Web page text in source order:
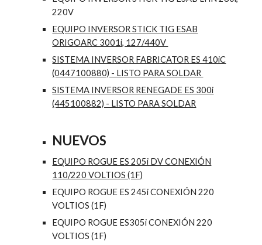
220V
EQUIPO INVERSOR STICK TIG ESAB
ORIGOARC 3001i, 127/440V
SISTEMA INVERSOR FABRICATOR ES 410iC
(0447100880) - LISTO PARA SOLDAR
SISTEMA INVERSOR RENEGADE ES 300i
(445100882) - LISTO PARA SOLDAR
NUEVOS
EQUIPO ROGUE ES 205i DV CONEXIÓN
110/220 VOLTIOS (1F)
EQUIPO ROGUE ES 245i CONEXIÓN 220
VOLTIOS (1F)
EQUIPO ROGUE ES305i CONEXIÓN 220
VOLTIOS (1F)